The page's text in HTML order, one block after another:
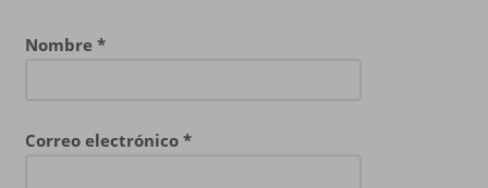
Nombre *
Correo electrónico *